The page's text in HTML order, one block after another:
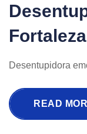
Fortaleza
Desentupidora
READ